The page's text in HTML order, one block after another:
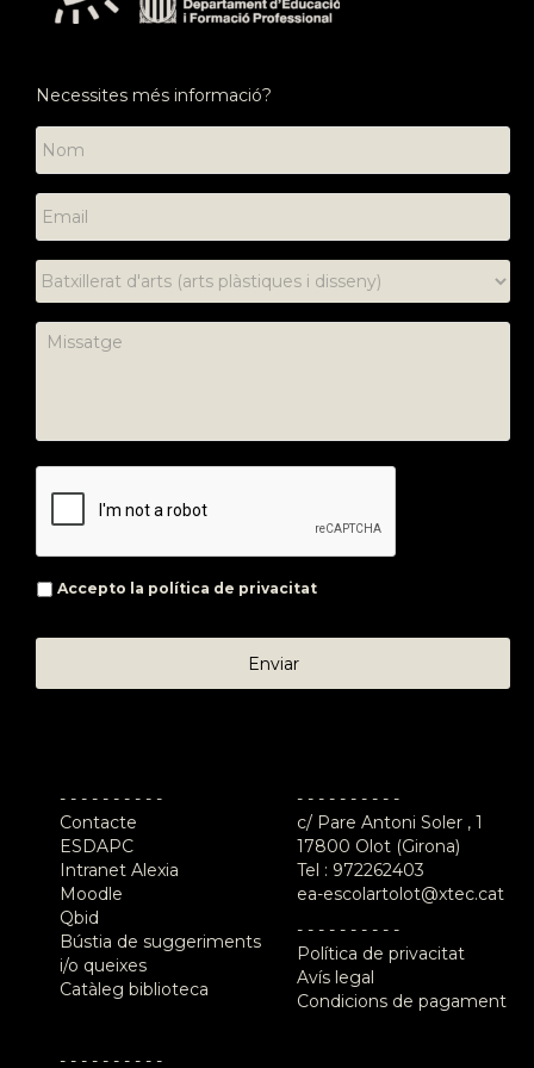
Necessites més informació?
Accepto la política de privacitat
- - - - - - - - - -
Contacte
ESDAPC
Intranet Alexia
Moodle
Qbid
Bústia de suggeriments
i/o queixes
Catàleg biblioteca
- - - - - - - - - -
- - - - - - - - - -
c/ Pare Antoni Soler , 1
17800 Olot (Girona)
Tel : 972262403
ea-escolartolot@xtec.cat
- - - - - - - - - -
Política de privacitat
Avís legal
Condicions de pagament